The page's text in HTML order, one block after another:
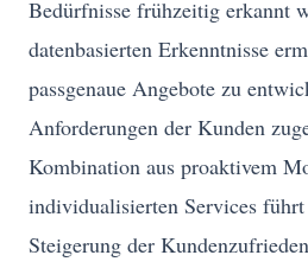
Bedürfnisse frühzeitig erkannt
datenbasierten Erkenntnisse
passgenaue Angebote zu
Anforderungen der Kunden
Kombination aus proaktivem
individualisierten Services
Steigerung der